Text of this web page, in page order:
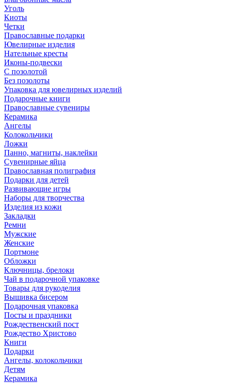
Уголь
Киоты
Четки
Православные подарки
Ювелирные изделия
Нательные кресты
Иконы-подвески
С позолотой
Без позолоты
Упаковка для ювелирных изделий
Подарочные книги
Православные сувениры
Керамика
Ангелы
Колокольчики
Ложки
Панно, магниты, наклейки
Сувенирные яйца
Православная полиграфия
Подарки для детей
Развивающие игры
Наборы для творчества
Изделия из кожи
Закладки
Ремни
Мужские
Женские
Портмоне
Обложки
Ключницы, брелоки
Чай в подарочной упаковке
Товары для рукоделия
Вышивка бисером
Подарочная упаковка
Посты и праздники
Рождественский пост
Рождество Христово
Книги
Подарки
Ангелы, колокольчики
Детям
Керамика